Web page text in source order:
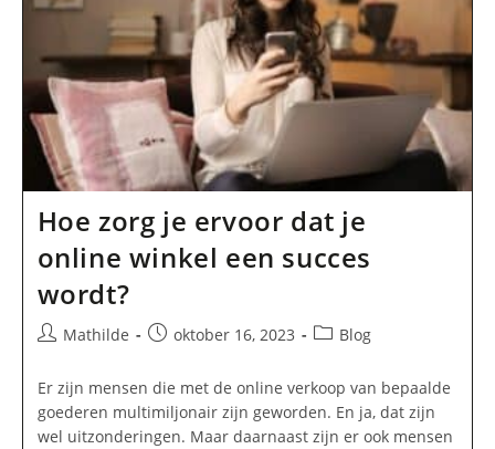
Hoe zorg je ervoor dat je
online winkel een succes
wordt?
BerichtMathilde
Bericht
op:
oktober 16, 2023 Berichtcategorie:
Blog
Er zijn mensen die met de online verkoop van bepaalde
goederen multimiljonair zijn geworden. En ja, dat zijn
wel uitzonderingen. Maar daarnaast zijn er ook mensen